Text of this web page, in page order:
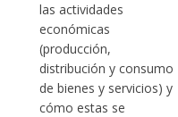
las actividades
económicas
(producción,
distribución y consumo
de bienes y servicios) y
cómo estas se